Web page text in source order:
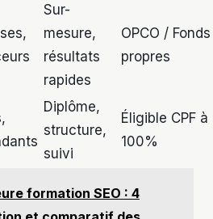
Sur-
mesure,
résultats
rapides
OPCO / Fonds
propres
Diplôme,
structure,
suivi
Éligible CPF à
100%
formation SEO : 4